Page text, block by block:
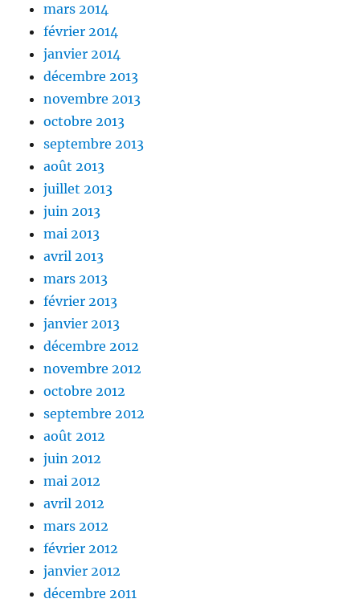
mars 2014
février 2014
janvier 2014
décembre 2013
novembre 2013
octobre 2013
septembre 2013
août 2013
juillet 2013
juin 2013
mai 2013
avril 2013
mars 2013
février 2013
janvier 2013
décembre 2012
novembre 2012
octobre 2012
septembre 2012
août 2012
juin 2012
mai 2012
avril 2012
mars 2012
février 2012
janvier 2012
décembre 2011